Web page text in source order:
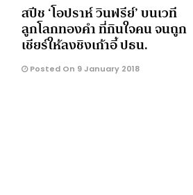
สปีช ‘โอปราห์ วินฟรีย์’ บนเวที
ลูกโลกทองคำ ที่กินใจคน จนถูก
เชียร์ให้ลงชิงเก้าอี้ ปธน.
Posted On 9 January 2018